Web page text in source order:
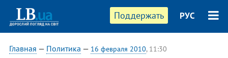
Поддержать РУС
Главная — Политика — 16 февраля 2010, 11:30